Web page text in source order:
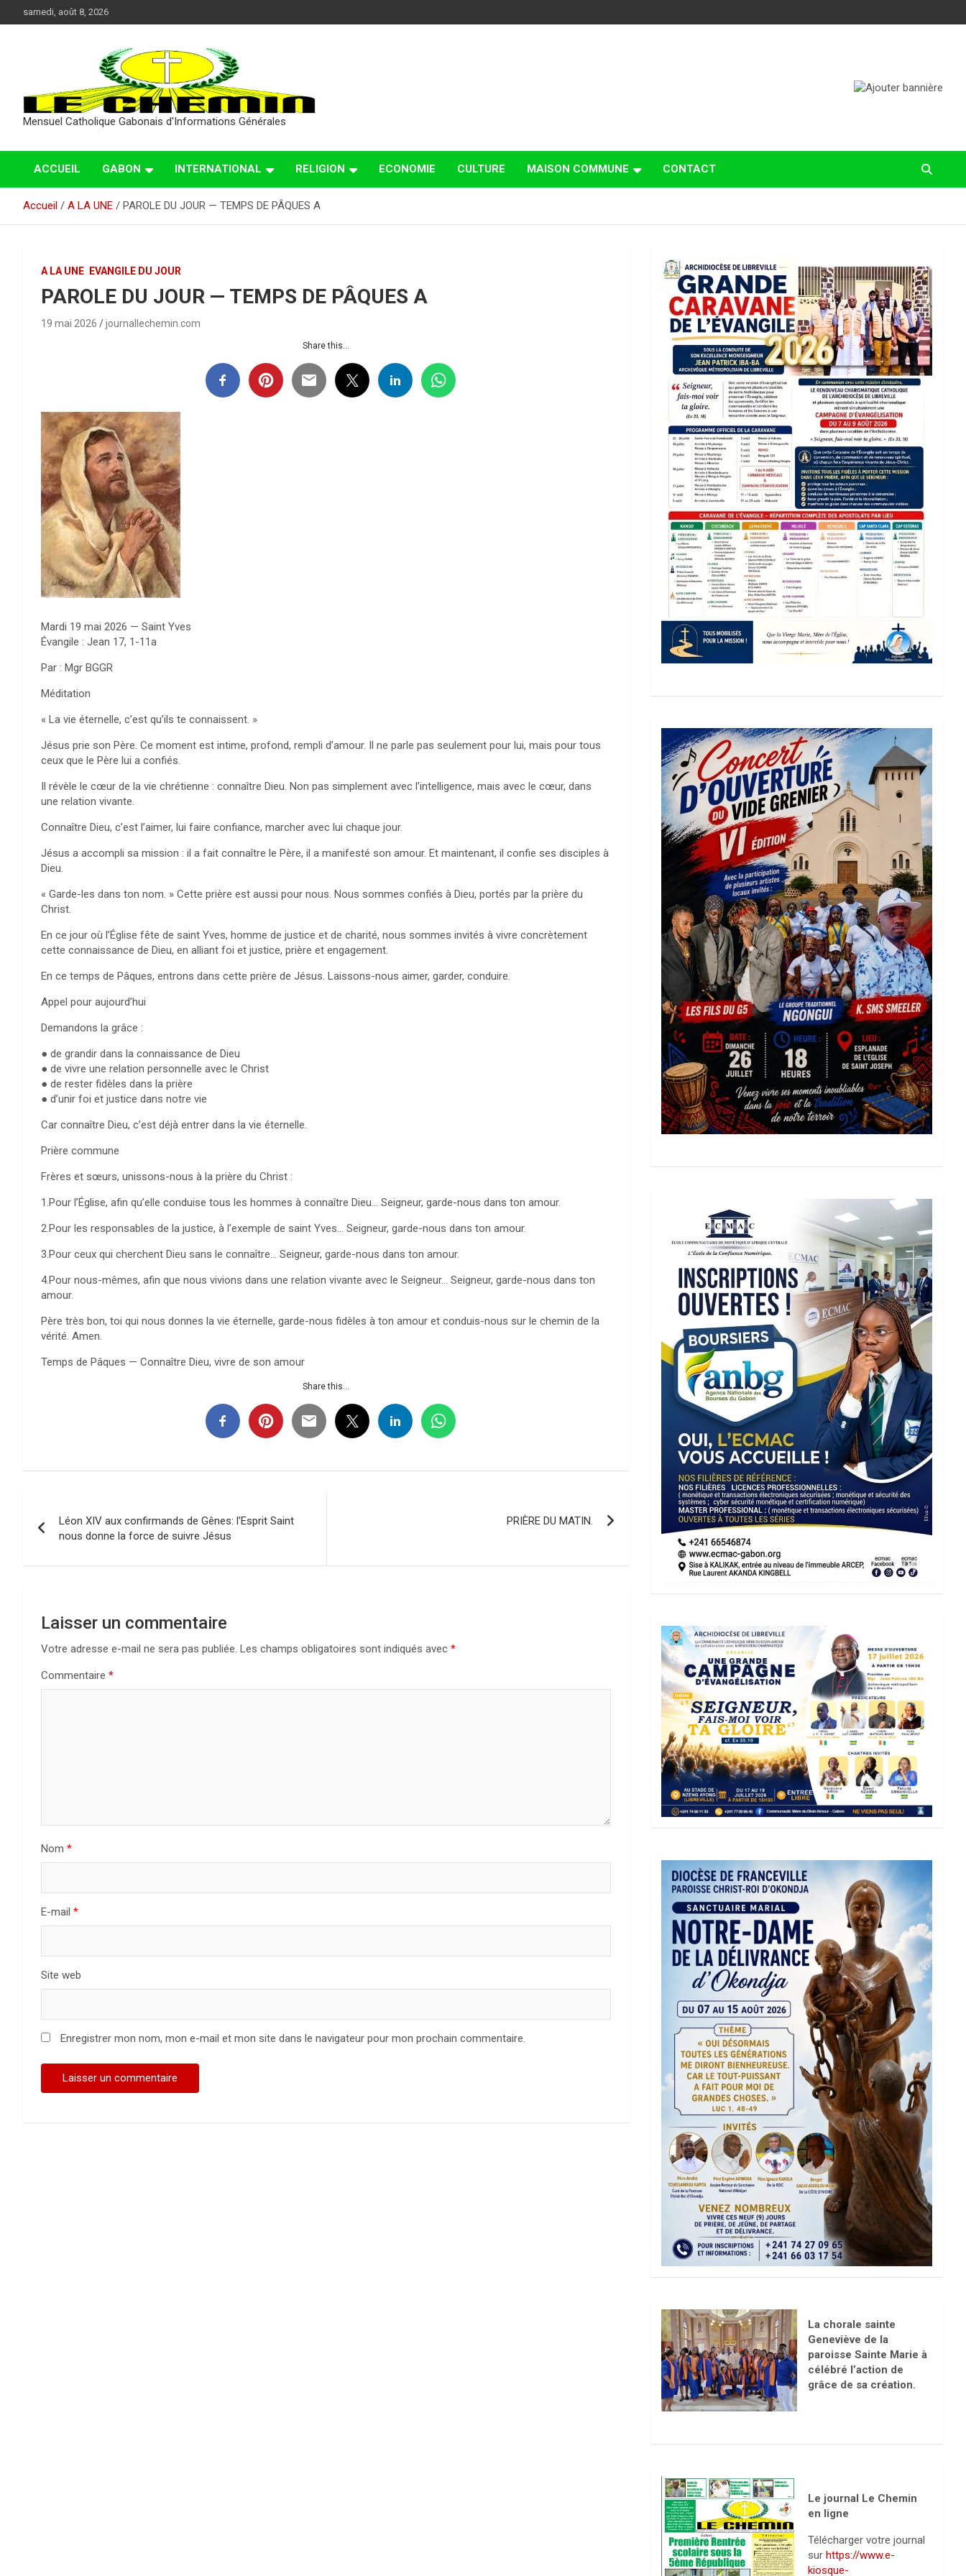
au
samedi, août 8, 2026
Mensuel Catholique Gabonais d'Informations Générales
ACCUEIL GABON INTERNATIONAL RELIGION ECONOMIE CULTURE MAISON COMMUNE CONTACT
Accueil A LA UNE PAROLE DU JOUR — TEMPS DE PÂQUES A
A LA UNE EVANGILE DU JOUR
PAROLE DU JOUR — TEMPS DE PÂQUES A
19 mai 2026 journallechemin.com
Share this...
Mardi 19 mai 2026 — Saint Yves
Évangile : Jean 17, 1-11a
Par : Mgr BGGR
Méditation
« La vie éternelle, c’est qu’ils te connaissent. »
Jésus prie son Père. Ce moment est intime, profond, rempli d’amour. Il ne parle pas seulement pour lui, mais pour tous
ceux que le Père lui a confiés.
Il révèle le cœur de la vie chrétienne : connaître Dieu. Non pas simplement avec l’intelligence, mais avec le cœur, dans
une relation vivante.
Connaître Dieu, c’est l’aimer, lui faire confiance, marcher avec lui chaque jour.
Jésus a accompli sa mission : il a fait connaître le Père, il a manifesté son amour. Et maintenant, il confie ses disciples à
Dieu.
« Garde-les dans ton nom. » Cette prière est aussi pour nous. Nous sommes confiés à Dieu, portés par la prière du
Christ.
En ce jour où l’Église fête de saint Yves, homme de justice et de charité, nous sommes invités à vivre concrètement
cette connaissance de Dieu, en alliant foi et justice, prière et engagement.
En ce temps de Pâques, entrons dans cette prière de Jésus. Laissons-nous aimer, garder, conduire.
Appel pour aujourd’hui
Demandons la grâce :
● de grandir dans la connaissance de Dieu
● de vivre une relation personnelle avec le Christ
● de rester fidèles dans la prière
● d’unir foi et justice dans notre vie
Car connaître Dieu, c’est déjà entrer dans la vie éternelle.
Prière commune
Frères et sœurs, unissons-nous à la prière du Christ :
1.Pour l’Église, afin qu’elle conduise tous les hommes à connaître Dieu… Seigneur, garde-nous dans ton amour.
2.Pour les responsables de la justice, à l’exemple de saint Yves… Seigneur, garde-nous dans ton amour.
3.Pour ceux qui cherchent Dieu sans le connaître… Seigneur, garde-nous dans ton amour.
4.Pour nous-mêmes, afin que nous vivions dans une relation vivante avec le Seigneur… Seigneur, garde-nous dans ton
amour.
Père très bon, toi qui nous donnes la vie éternelle, garde-nous fidèles à ton amour et conduis-nous sur le chemin de la
vérité. Amen.
Temps de Pâques — Connaître Dieu, vivre de son amour
Share this...
de
l’article
Léon XIV aux confirmands de Gênes: l’Esprit Saint
nous donne la force de suivre Jésus
PRIÈRE DU MATIN.
Laisser un commentaire
Votre adresse e-mail ne sera pas publiée. Les champs obligatoires sont indiqués avec *
Commentaire *
Nom *
E-mail *
Site web
Enregistrer mon nom, mon e-mail et mon site dans le navigateur pour mon prochain commentaire.
La chorale sainte
Geneviève de la
paroisse Sainte Marie à
célébré l’action de
grâce de sa création.
Le journal Le Chemin
en ligne
Télécharger votre journal
sur https://www.e-
kiosque-